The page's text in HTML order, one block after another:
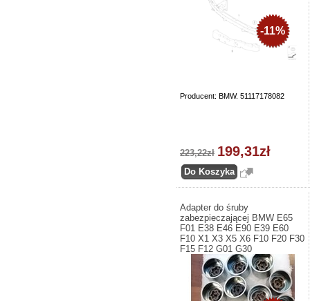
Producent: BMW. 51117178082
-11%
223,22zł 199,31zł
Adapter do śruby
zabezpieczającej BMW E65
F01 E38 E46 E90 E39 E60
F10 X1 X3 X5 X6 F10 F20 F30
F15 F12 G01 G30